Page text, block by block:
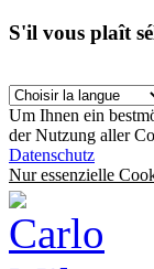
S'il vous plaît
Um Ihnen ein
der Nutzung aller
Datenschutz
Nur essenzielle